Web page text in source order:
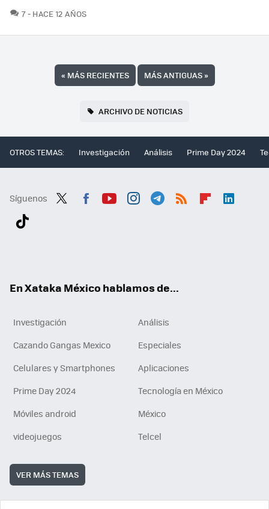
7COMENTARIOS
HACE 12 AÑOS
« MÁS RECIENTES MÁS ANTIGUAS»
ARCHIVO DE NOTICIAS
OTROS TEMAS: Investigación Análisis Prime Day 2024
Síguenos
En Xataka México hablamos de...
Investigación
Análisis
Cazando Gangas Mexico
Especiales
Celulares y Smartphones
Aplicaciones
Prime Day 2024
Tecnología en México
Móviles android
México
videojuegos
Telcel
VER MÁS TEMAS